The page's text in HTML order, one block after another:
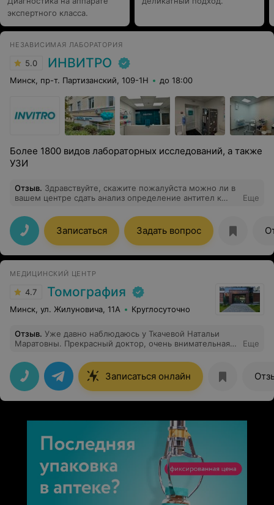
экспертного класса.
НЕЗАВИСИМАЯ ЛАБОРАТОРИЯ
5.0 ИНВИТРО
Минск, пр-т. Партизанский, 109-1Н до 18:00
Более 1800 видов лабораторных исследований, а также
УЗИ
Отзыв. Здравствуйте, скажите пожалуйста можно ли в
вашем центре сдать анализ определение антител к
Еще
Записаться Задать вопрос
МЕДИЦИНСКИЙ ЦЕНТР
4.7 Томография
Минск, ул. Жилуновича, 11А Круглосуточно
Отзыв. Уже давно наблюдаюсь у Ткачевой Натальи
Маратовны. Прекрасный доктор, очень внимательная.
лечение, рекомендую!
Еще
Записаться онлайн